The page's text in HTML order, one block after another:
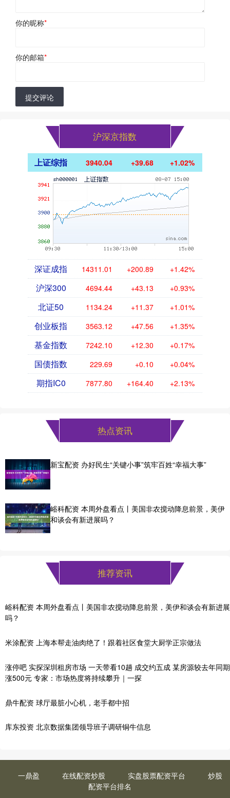
你的昵称*
你的邮箱*
提交评论
沪深京指数
上证综指 3940.04 +39.68 +1.02%
深证成指 14311.01 +200.89 +1.42%
沪深300 4694.44 +43.13 +0.93%
北证50 1134.24 +11.37 +1.01%
创业板指 3563.12 +47.56 +1.35%
基金指数 7242.10 +12.30 +0.17%
国债指数 229.69 +0.10 +0.04%
期指IC0 7877.80 +164.40 +2.13%
热点资讯
新宝配资 办好民生“关键小事”筑牢百姓“幸福大事”
峪科配资 本周外盘看点丨美国非农搅动降息前景，美伊
和谈会有新进展吗？
推荐资讯
峪科配资 本周外盘看点丨美国非农搅动降息前景，美伊和谈会有新进展
吗？
米涂配资 上海本帮走油肉绝了！跟着社区食堂大厨学正宗做法
涨停吧 实探深圳租房市场 一天带看10趟 成交约五成 某房源较去年同期
涨500元 专家：市场热度将持续攀升｜一探
鼎牛配资 球厅最脏小心机，老手都中招
库东投资 北京数据集团领导班子调研铜牛信息
一鼎盈 在线配资炒股 实盘股票配资平台
炒股
配资平台排名